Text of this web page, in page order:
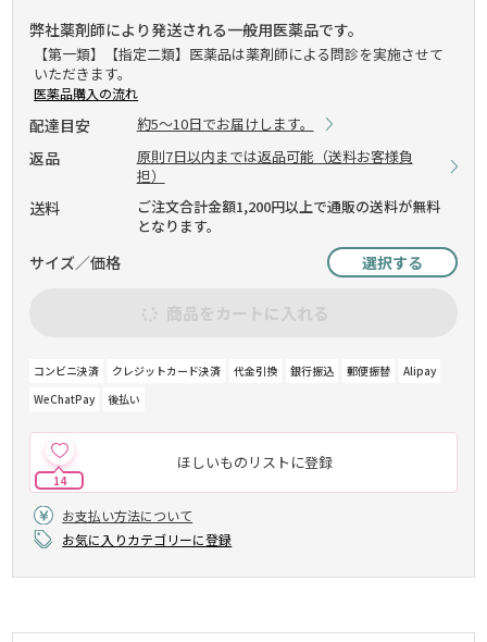
弊社薬剤師により発送される一般用医薬品です。
【第一類】【指定二類】医薬品は薬剤師による問診を実施させて
いただきます。
医薬品購入の流れ
配達目安 約5～10日でお届けします。
返品
原則7日以内までは返品可能（送料お客様負
担）
送料
ご注文合計金額1,200円以上で通販の送料が無料
となります。
サイズ／価格 選択する
商品をカートに入れる
コンビニ決済 クレジットカード決済 代金引換 銀行振込 郵便振替
Alipay
WeChatPay
後払い
ほしいものリストに登録
14
お支払い方法について
お気に入りカテゴリーに登録